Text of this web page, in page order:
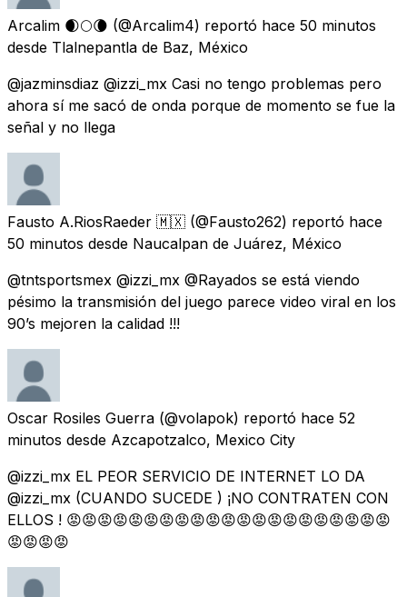
Arcalim 🌒🌕🌘 (@Arcalim4) reportó hace 50 minutos
desde Tlalnepantla de Baz, México
@jazminsdiaz @izzi_mx Casi no tengo problemas pero
ahora sí me sacó de onda porque de momento se fue la
señal y no llega
Fausto A.RiosRaeder 🇲🇽 (@Fausto262) reportó hace
50 minutos desde Naucalpan de Juárez, México
@tntsportsmex @izzi_mx @Rayados se está viendo
pésimo la transmisión del juego parece video viral en los
90’s mejoren la calidad !!!
Oscar Rosiles Guerra (@volapok) reportó hace 52
minutos desde Azcapotzalco, Mexico City
@izzi_mx EL PEOR SERVICIO DE INTERNET LO DA
@izzi_mx (CUANDO SUCEDE ) ¡NO CONTRATEN CON
ELLOS ! 😡😡😡😡😡😡😡😡😡😡😡😡😡😡😡😡😡😡😡😡😡
😡😡😡😡